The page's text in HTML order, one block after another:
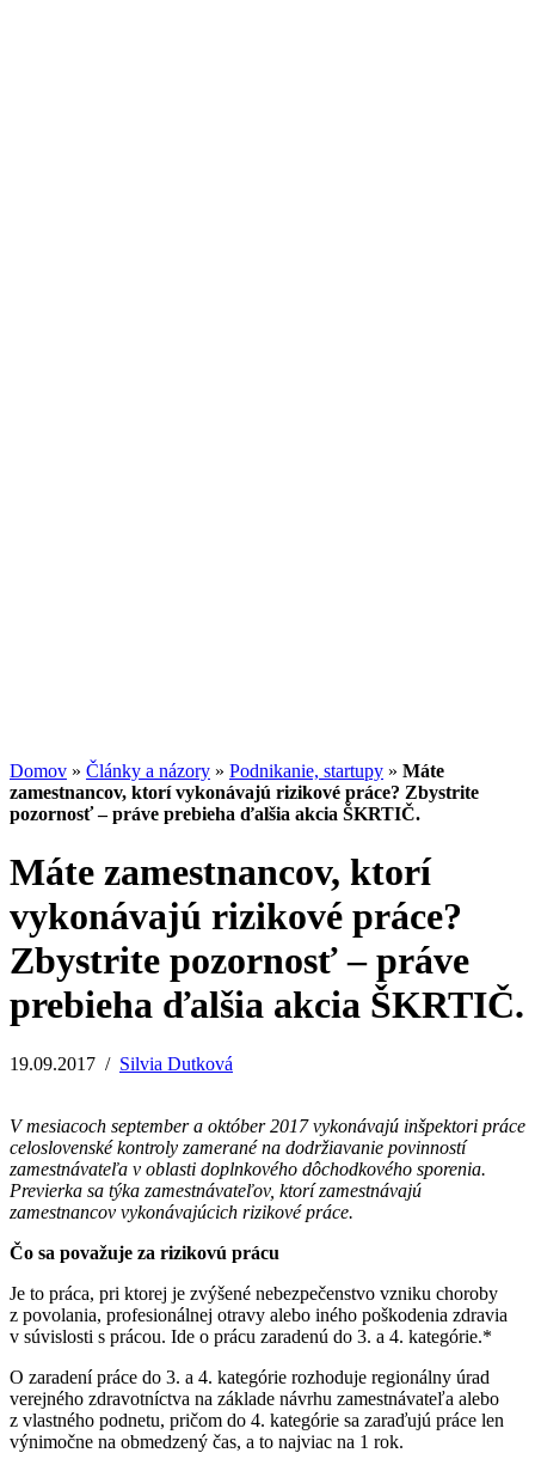
Domov » Články a názory » Podnikanie, startupy » Máte
zamestnancov, ktorí vykonávajú rizikové práce? Zbystrite
pozornosť – práve prebieha ďalšia akcia ŠKRTIČ.
Máte zamestnancov, ktorí
vykonávajú rizikové práce?
Zbystrite pozornosť – práve
prebieha ďalšia akcia ŠKRTIČ.
19.09.2017 / Silvia Dutková
V mesiacoch september a október 2017 vykonávajú inšpektori práce
celoslovenské kontroly zamerané na dodržiavanie povinností
zamestnávateľa v oblasti doplnkového dôchodkového sporenia.
Previerka sa týka zamestnávateľov, ktorí zamestnávajú
zamestnancov vykonávajúcich rizikové práce.
Čo sa považuje za rizikovú prácu
Je to práca, pri ktorej je zvýšené nebezpečenstvo vzniku choroby
z povolania, profesionálnej otravy alebo iného poškodenia zdravia
v súvislosti s prácou. Ide o prácu zaradenú do 3. a 4. kategórie.*
O zaradení práce do 3. a 4. kategórie rozhoduje regionálny úrad
verejného zdravotníctva na základe návrhu zamestnávateľa alebo
z vlastného podnetu, pričom do 4. kategórie sa zaraďujú práce len
výnimočne na obmedzený čas, a to najviac na 1 rok.